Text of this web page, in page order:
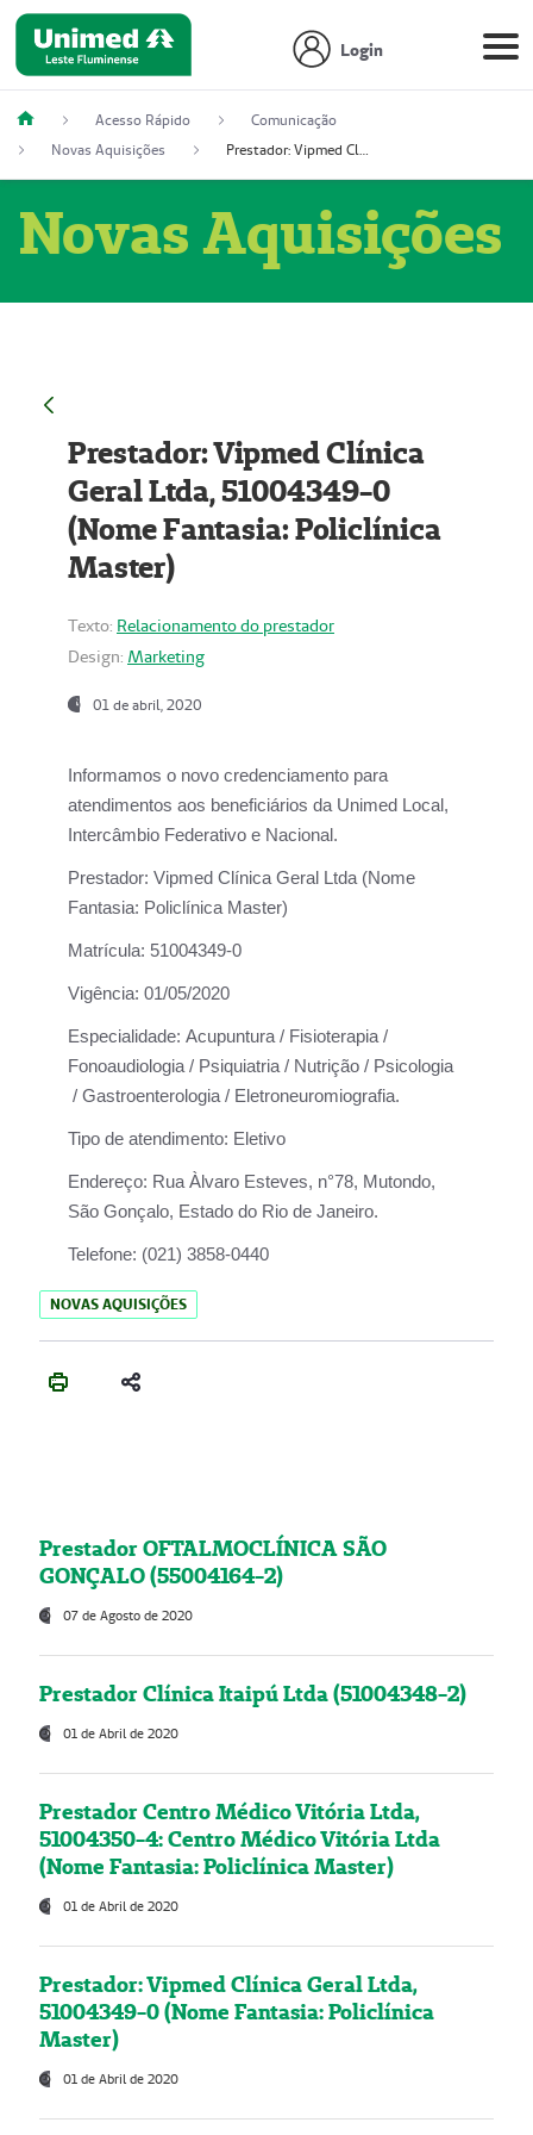
Login
Acesso Rápido
Comunicação
Novas Aquisições
Prestador: Vipmed Clínica Geral Ltda, 51004349-0 (Nome Fantasia: Policlínica Master)
Novas Aquisições
Prestador: Vipmed Clínica
Geral Ltda, 51004349-0
(Nome Fantasia: Policlínica
Master)
Texto: Relacionamento do prestador
Design: Marketing
01 de abril, 2020
Informamos o novo credenciamento para
atendimentos aos beneficiários da Unimed Local,
Intercâmbio Federativo e Nacional.
Prestador: Vipmed Clínica Geral Ltda (Nome
Fantasia: Policlínica Master)
Matrícula: 51004349-0
Vigência: 01/05/2020
Especialidade: Acupuntura / Fisioterapia /
Fonoaudiologia / Psiquiatria / Nutrição / Psicologia
/ Gastroenterologia / Eletroneuromiografia.
Tipo de atendimento: Eletivo
Endereço: Rua Àlvaro Esteves, n°78, Mutondo,
São Gonçalo, Estado do Rio de Janeiro.
Telefone: (021) 3858-0440
NOVAS AQUISIÇÕES
Prestador OFTALMOCLÍNICA SÃO
GONÇALO (55004164-2)
07 de Agosto de 2020
Prestador Clínica Itaipú Ltda (51004348-2)
01 de Abril de 2020
Prestador Centro Médico Vitória Ltda,
51004350-4: Centro Médico Vitória Ltda
(Nome Fantasia: Policlínica Master)
01 de Abril de 2020
Prestador: Vipmed Clínica Geral Ltda,
51004349-0 (Nome Fantasia: Policlínica
Master)
01 de Abril de 2020